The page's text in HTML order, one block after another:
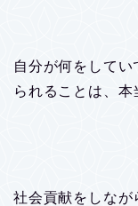
自分が何をして
られることは、本
社会貢献をしなが